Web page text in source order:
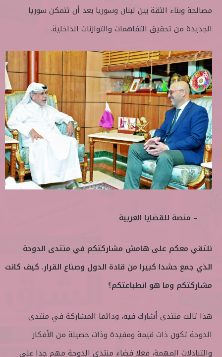
مصالحة وبناء الثقة بين لبنان وسوريا بعد أن تتمكن سوريا
الجديدة من تحقيق التفاهمات والتوازنات الداخلية.
– منصة للقضايا العربية
نلتقي معكم على هامش مشاركتكم في منتدى الدوحة
الذي جمع حشدا كبيرا من قادة الدول وصناع القرار. كيف كانت
مشاركتكم وما هو انطباعتكم؟
هذا ثالث منتدى أشارك فيه، ودائما المشاركة في منتدى
الدوحة تكون ذات قيمة ومفيدة وذات حصيلة من الأفكار
والتبادلات المهمة، فعلا فضاء منتدى الدوحة مهم جدا على